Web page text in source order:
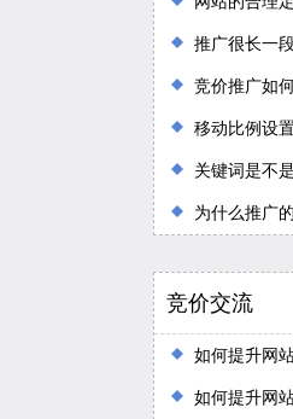
推广很长一
竞价推广如
移动比例设
关键词是不
为什么推广
竞价交流
如何提升网
如何提升网